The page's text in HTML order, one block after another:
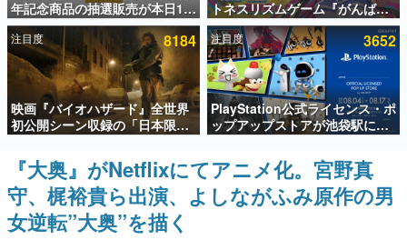
インタビュー
連載・特集一覧
殿堂入り記事
SNS拡散数が数千以上！ ページビュー数万以上！ などな
ど。多くの人々に読まれた、電ファミ渾身の“殿堂入り”記
事をまとめました。
ゲームの企画書
名作ゲームクリエイターの方々に製作時のエピソードをお
聞きし、ヒットする企画（ゲーム）とは何か？を探ってい
きます。
赫本
年記念商品の抽選販売が本日12
時より開始。拡張パック「30th
CELEBRATION」のボックス
に、「プレミアムデッキセット
エーフィ・ブラッキー」
「FUTURISTIC BOX」の計3商
品
トネスリズムゲーム『がんば
れ！チアリズム』Steamストア
ページが公開。キャラクターの
CVは陽向葵ゅかさん
注目度 8184
映画『バイオハザード』全世界
初公開シーン収録の「日本限
定」予告映像が解禁。バイオの
日（8月10日）にあわせて、
「ラクーンシティ総合病院」へ
行く配達人の姿が披露
注目度 3652
PlayStation公式ライセンス・ポ
ップアップストアが池袋駅にて
期間限定で開催。夏のアパレル
や『ブラッドボーン』の新作ア
イテムが登場
『大奥』がNetflixにてアニメ化。宮野真
守、梶裕貴ら出演、よしながふみ原作の男
女逆転”大奥”を描く